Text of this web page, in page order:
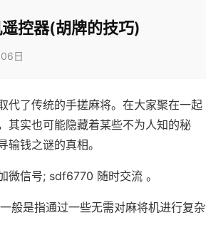
控器(胡牌的技巧)
日
代了传统的手搓麻将。在大家聚在一起
其实也可能隐藏着某些不为人知的秘
钱之谜的真相。
微信号; sdf6770 随时交流 。
般是指通过一些无需对麻将机进行复杂